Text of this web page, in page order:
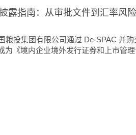
露指南：从审批文件到汇率风
粮投集团有限公司通过 De-SPAC 并
为《境内企业境外发行证券和上市